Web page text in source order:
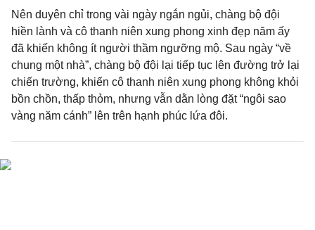
Nên duyên chỉ trong vài ngày ngắn ngủi, chàng bộ đội
hiền lành và cô thanh niên xung phong xinh đẹp năm ấy
đã khiến không ít người thầm ngưỡng mộ. Sau ngày “về
chung một nhà”, chàng bộ đội lại tiếp tục lên đường trở lại
chiến trường, khiến cô thanh niên xung phong không khỏi
bồn chồn, thấp thỏm, nhưng vẫn dằn lòng đặt “ngôi sao
vàng năm cánh” lên trên hạnh phúc lứa đôi.